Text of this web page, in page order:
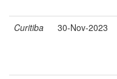
Curitiba 30-Nov-2023